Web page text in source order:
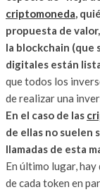
criptomoneda,
propuesta de
la blockchain (que
digitales están
que todos los
de realizar una
En el caso de las
de ellas no suelen
llamadas de esta
En último lugar,
de cada token en